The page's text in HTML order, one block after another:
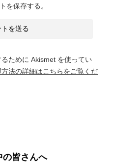
を保存する。
ために Akismet を使ってい
法の詳細はこちらをご覧くだ
の皆さんへ